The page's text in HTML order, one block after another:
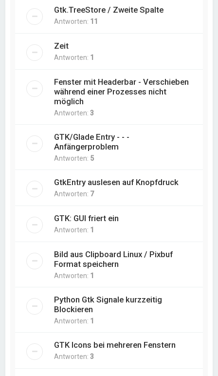
Gtk.TreeStore / Zweite Spalte
Antworten: 11
Zeit
Antworten: 1
Fenster mit Headerbar - Verschieben
während einer Prozesses nicht
möglich
Antworten:3
GTK/Glade Entry - - -
Anfängerproblem
Antworten: 5
GtkEntry auslesen auf Knopfdruck
Antworten: 7
GTK: GUI friert ein
Antworten: 1
Bild aus Clipboard Linux / Pixbuf
Format speichern
Antworten: 1
Python Gtk Signale kurzzeitig
Blockieren
Antworten: 1
GTK Icons bei mehreren Fenstern
Antworten:3